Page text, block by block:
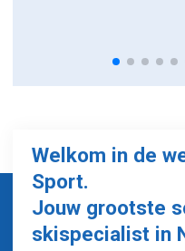
Welkom in de
Sport.
Jouw grootste
skispecialist in